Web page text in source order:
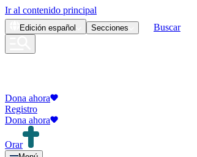
Ir al contenido principal
Edición español Secciones Buscar
Dona ahora
Registro
Dona ahora
Orar